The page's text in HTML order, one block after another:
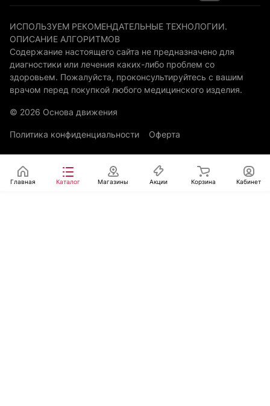
ИСПОЛЬЗУЕМ РЕКОМЕНДАТЕЛЬНЫЕ ТЕХНОЛОГИИ.
ОПИСАНИЕ АЛГОРИТМОВ
Содержание настоящего сайта не предназначено для
диагностики или лечения каких-либо проблем со
здоровьем. Пожалуйста, проконсультируйтесь с вашим
врачом перед покупкой любого медицинского изделия.
© 2026 Основа движения
Политика конфиденциальности Оферта
Главная Каталог Магазины Акции Корзина Кабинет